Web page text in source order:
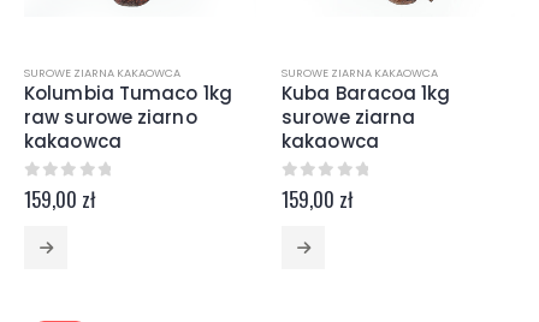
SUROWE ZIARNA KAKAOWCA
Kolumbia Tumaco 1kg
raw surowe ziarno
kakaowca
0z 5
159,00 zł
SUROWE ZIARNA KAKAOWCA
Kuba Baracoa 1kg
surowe ziarna
kakaowca
0z 5
159,00 zł